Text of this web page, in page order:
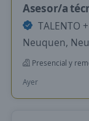
Asesor/a
TALENTO
Neuquen,
Presencial y
Ayer